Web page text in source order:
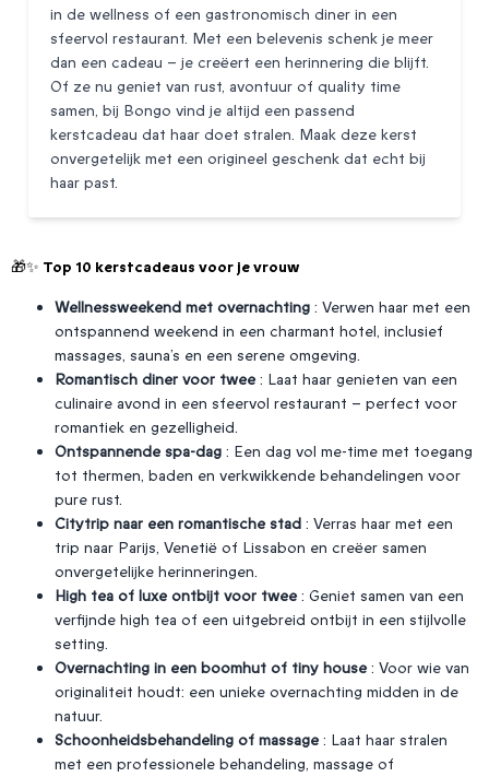
in de wellness of een gastronomisch diner in een
sfeervol restaurant. Met een belevenis schenk je meer
dan een cadeau – je creëert een herinnering die blijft.
Of ze nu geniet van rust, avontuur of quality time
samen, bij Bongo vind je altijd een passend
kerstcadeau dat haar doet stralen. Maak deze kerst
onvergetelijk met een origineel geschenk dat echt bij
haar past.
🎁✨ Top 10 kerstcadeaus voor je vrouw
Wellnessweekend met overnachting : Verwen haar met een
ontspannend weekend in een charmant hotel, inclusief
massages, sauna’s en een serene omgeving.
Romantisch diner voor twee: Laat haar genieten van een
culinaire avond in een sfeervol restaurant – perfect voor
romantiek en gezelligheid.
Ontspannende spa-dag : Een dag vol me-time met toegang
tot thermen, baden en verkwikkende behandelingen voor
pure rust.
Citytrip naar een romantische stad : Verras haar met een
trip naar Parijs, Venetië of Lissabon en creëer samen
onvergetelijke herinneringen.
High tea of luxe ontbijt voor twee: Geniet samen van een
verfijnde high tea of een uitgebreid ontbijt in een stijlvolle
setting.
Overnachting in een boomhut of tiny house: Voor wie van
originaliteit houdt: een unieke overnachting midden in de
natuur.
Schoonheidsbehandeling of massage: Laat haar stralen
met een professionele behandeling, massage of